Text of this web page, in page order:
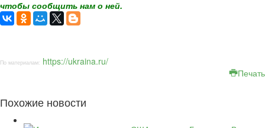
чтобы сообщить нам о ней.
По материалам: https://ukraina.ru/
Печать
Похожие новости